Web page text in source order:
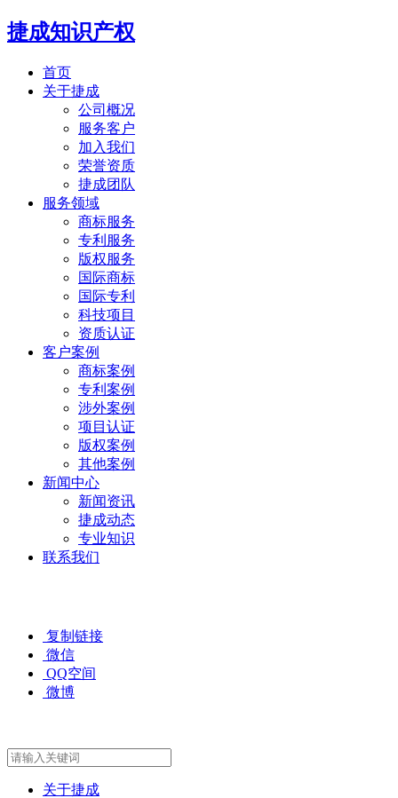
捷成知识产权
首页
关于捷成
公司概况
服务客户
加入我们
荣誉资质
捷成团队
服务领域
商标服务
专利服务
版权服务
国际商标
国际专利
科技项目
资质认证
客户案例
商标案例
专利案例
涉外案例
项目认证
版权案例
其他案例
新闻中心
新闻资讯
捷成动态
专业知识
联系我们
复制链接
微信
QQ空间
微博
关于捷成